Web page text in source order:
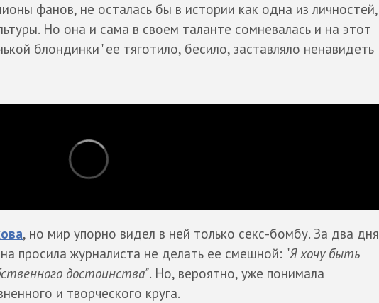
фанов, не осталась бы в истории как одна из личностей,
Но она и сама в своем таланте сомневалась и на этот
блондинки" ее тяготило, бесило, заставляло ненавидеть
, но мир упорно видел в ней только секс-бомбу. За два дня
просила журналиста не делать ее смешной: "Я хочу быть
достоинства". Но, вероятно, уже понимала
и творческого круга.